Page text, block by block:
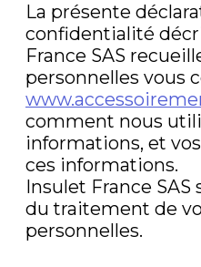
La présente
confidentialité
France SAS
personnelles vous
comment nous
informations, et
ces informations.
Insulet France SAS
du traitement de
personnelles.